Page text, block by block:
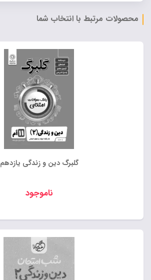
محصولات مرتبط با انتخاب شما
گلبرگ دین و زندگی یازدهم
ناموجود